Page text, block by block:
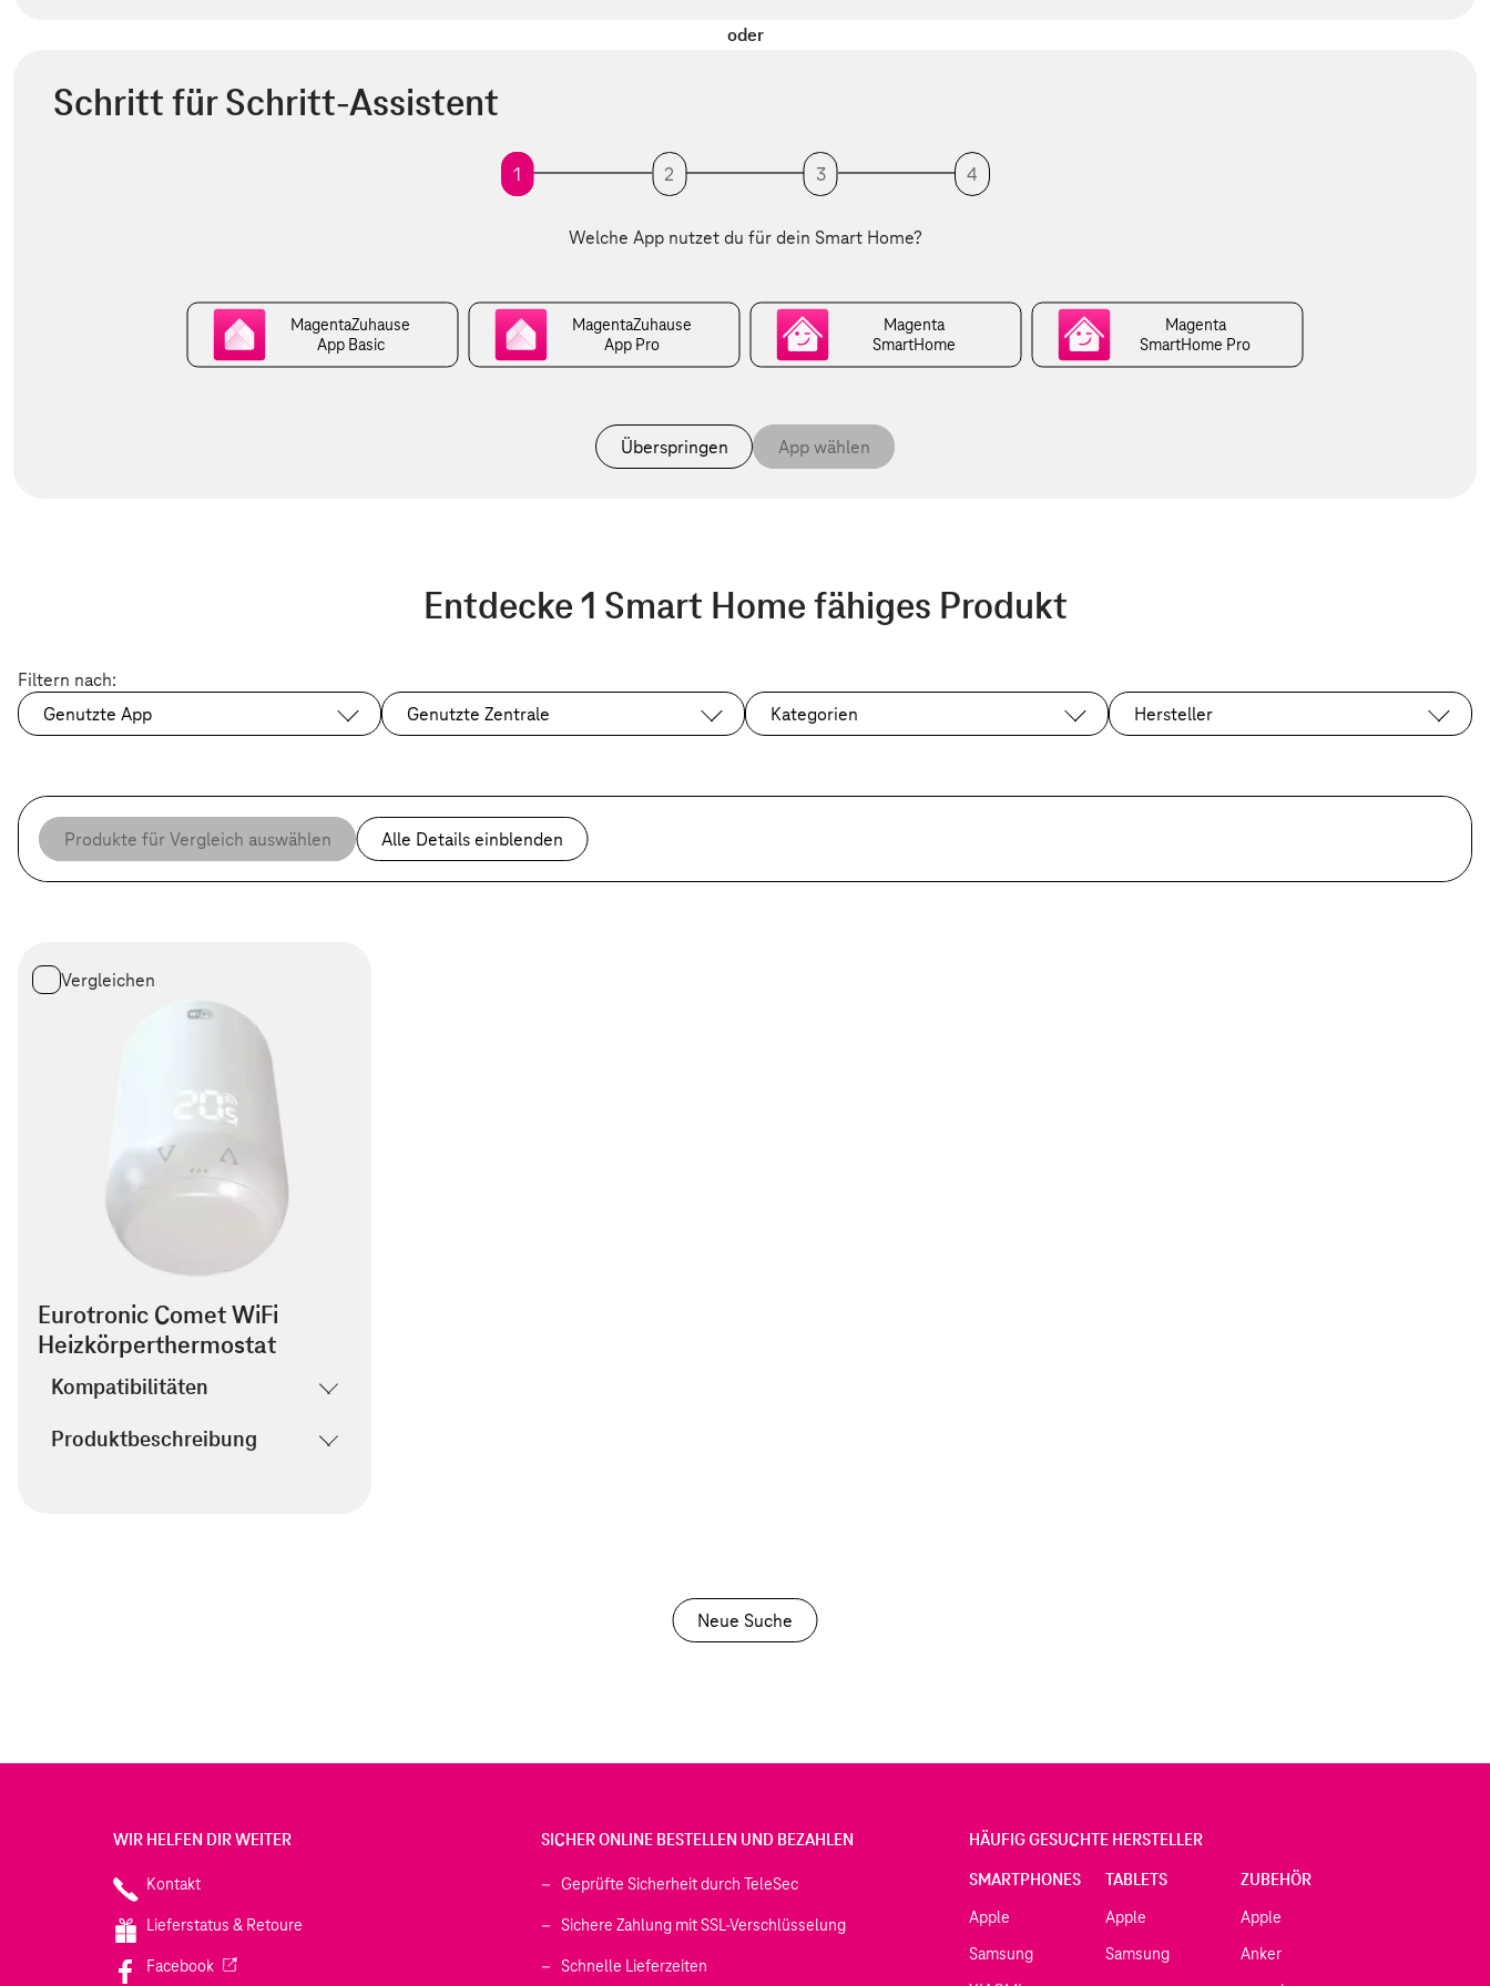
oder
Schritt für Schritt-Assistent
1 2 3 4
Welche App nutzet du für dein Smart Home?
MagentaZuhause
App Basic
MagentaZuhause
App Pro
Magenta
SmartHome
Magenta
SmartHome Pro
Überspringen App wählen
Entdecke 1 Smart Home fähiges Produkt
Filtern nach:
Genutzte App
Genutzte Zentrale Kategorien Hersteller
Produkte für Vergleich auswählen Alle Detailseinblenden
Vergleichen
Eurotronic Comet WiFi
Heizkörperthermostat
Kompatibilitäten
Produktbeschreibung
Neue Suche
WIR HELFEN DIR WEITER
Kontakt
Lieferstatus & Retoure
Facebook(Wird in einem neuen Tab geöffnet)
SICHER ONLINE BESTELLEN UND BEZAHLEN
Geprüfte Sicherheit durch TeleSec
Sichere Zahlung mit SSL-Verschlüsselung
Schnelle Lieferzeiten
HÄUFIG GESUCHTE HERSTELLER
SMARTPHONES
Apple
Samsung
TABLETS
Apple
Samsung
ZUBEHÖR
Apple
Anker